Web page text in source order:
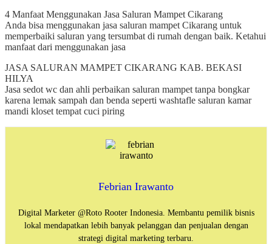
4 Manfaat Menggunakan Jasa Saluran Mampet Cikarang
Anda bisa menggunakan jasa saluran mampet Cikarang untuk
memperbaiki saluran yang tersumbat di rumah dengan baik. Ketahui
manfaat dari menggunakan jasa
JASA SALURAN MAMPET CIKARANG KAB. BEKASI
HILYA
Jasa sedot wc dan ahli perbaikan saluran mampet tanpa bongkar
karena lemak sampah dan benda seperti washtafle saluran kamar
mandi kloset tempat cuci piring
Febrian Irawanto
Digital Marketer @Roto Rooter Indonesia. Membantu pemilik bisnis
lokal mendapatkan lebih banyak pelanggan dan penjualan dengan
strategi digital marketing terbaru.